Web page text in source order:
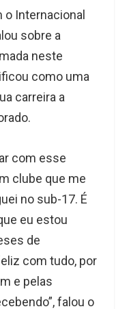
o Internacional
sobre a
neste
como uma
carreira a
com esse
clube que me
no sub-17. É
eu estou
de
com tudo, por
e pelas
falou o